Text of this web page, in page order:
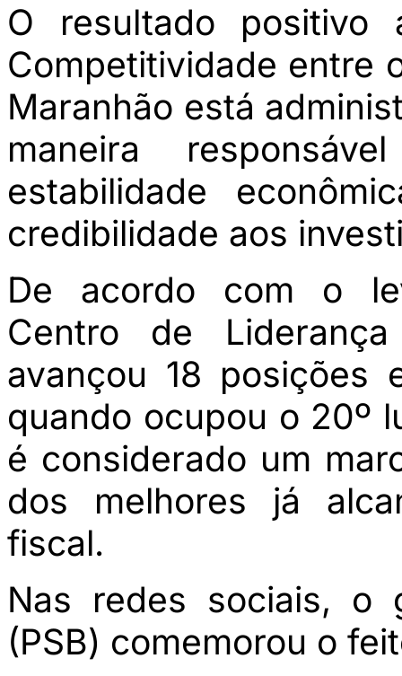
O resultado positivo
Competitividade entre
Maranhão está
maneira
estabilidade
credibilidade aos
De acordo com o
Centro de
avançou 18 posições
quando ocupou o 20º
é considerado um
dos melhores já
fiscal.
Nas redes sociais, o
(PSB) comemorou o